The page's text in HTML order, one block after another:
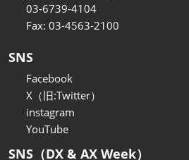
03-6739-4104
Fax: 03-4563-2100
SNS
Facebook
X（旧:Twitter）
instagram
YouTube
SNS（DX & AX Week）